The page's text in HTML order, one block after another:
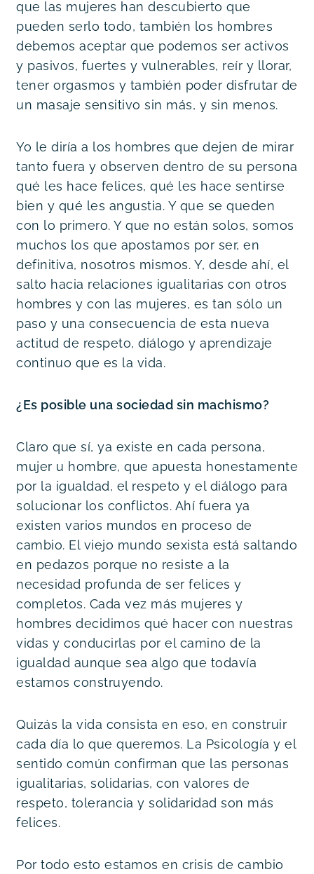
que las mujeres han descubierto que
pueden serlo todo, también los hombres
debemos aceptar que podemos ser activos
y pasivos, fuertes y vulnerables, reír y llorar,
tener orgasmos y también poder disfrutar de
un masaje sensitivo sin más, y sin menos.
Yo le diría a los hombres que dejen de mirar
tanto fuera y observen dentro de su persona
qué les hace felices, qué les hace sentirse
bien y qué les angustia. Y que se queden
con lo primero. Y que no están solos, somos
muchos los que apostamos por ser, en
definitiva, nosotros mismos. Y, desde ahí, el
salto hacia relaciones igualitarias con otros
hombres y con las mujeres, es tan sólo un
paso y una consecuencia de esta nueva
actitud de respeto, diálogo y aprendizaje
continuo que es la vida.
¿Es posible una sociedad sin machismo?
Claro que sí, ya existe en cada persona,
mujer u hombre, que apuesta honestamente
por la igualdad, el respeto y el diálogo para
solucionar los conflictos. Ahí fuera ya
existen varios mundos en proceso de
cambio. El viejo mundo sexista está saltando
en pedazos porque no resiste a la
necesidad profunda de ser felices y
completos. Cada vez más mujeres y
hombres decidimos qué hacer con nuestras
vidas y conducirlas por el camino de la
igualdad aunque sea algo que todavía
estamos construyendo.
Quizás la vida consista en eso, en construir
cada día lo que queremos. La Psicología y el
sentido común confirman que las personas
igualitarias, solidarias, con valores de
respeto, tolerancia y solidaridad son más
felices.
Por todo esto estamos en crisis de cambio